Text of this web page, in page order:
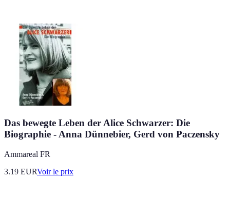
Das bewegte Leben der Alice Schwarzer: Die
Biographie - Anna Dünnebier, Gerd von Paczensky
Ammareal FR
3.19 EURVoir le prix